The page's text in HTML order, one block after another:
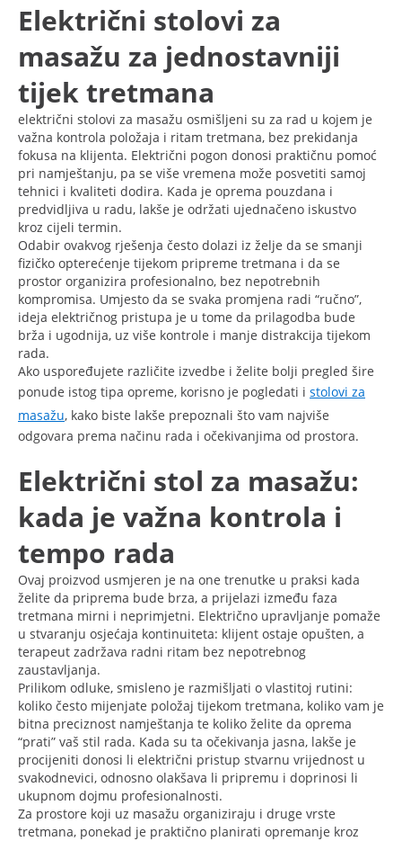
Električni stolovi za
masažu za jednostavniji
tijek tretmana
električni stolovi za masažu osmišljeni su za rad u kojem je
važna kontrola položaja i ritam tretmana, bez prekidanja
fokusa na klijenta. Električni pogon donosi praktičnu pomoć
pri namještanju, pa se više vremena može posvetiti samoj
tehnici i kvaliteti dodira. Kada je oprema pouzdana i
predvidljiva u radu, lakše je održati ujednačeno iskustvo
kroz cijeli termin.
Odabir ovakvog rješenja često dolazi iz želje da se smanji
fizičko opterećenje tijekom pripreme tretmana i da se
prostor organizira profesionalno, bez nepotrebnih
kompromisa. Umjesto da se svaka promjena radi “ručno”,
ideja električnog pristupa je u tome da prilagodba bude
brža i ugodnija, uz više kontrole i manje distrakcija tijekom
rada.
Ako uspoređujete različite izvedbe i želite bolji pregled šire
ponude istog tipa opreme, korisno je pogledati i stolovi za
masažu, kako biste lakše prepoznali što vam najviše
odgovara prema načinu rada i očekivanjima od prostora.
Električni stol za masažu:
kada je važna kontrola i
tempo rada
Ovaj proizvod usmjeren je na one trenutke u praksi kada
želite da priprema bude brza, a prijelazi između faza
tretmana mirni i neprimjetni. Električno upravljanje pomaže
u stvaranju osjećaja kontinuiteta: klijent ostaje opušten, a
terapeut zadržava radni ritam bez nepotrebnog
zaustavljanja.
Prilikom odluke, smisleno je razmišljati o vlastitoj rutini:
koliko često mijenjate položaj tijekom tretmana, koliko vam je
bitna preciznost namještanja te koliko želite da oprema
“prati” vaš stil rada. Kada su ta očekivanja jasna, lakše je
procijeniti donosi li električni pristup stvarnu vrijednost u
svakodnevici, odnosno olakšava li pripremu i doprinosi li
ukupnom dojmu profesionalnosti.
Za prostore koji uz masažu organiziraju i druge vrste
tretmana, ponekad je praktično planirati opremanje kroz